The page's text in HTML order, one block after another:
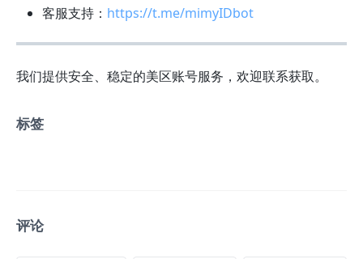
客服支持： https://t.me/mimyIDbot
我们提供安全、稳定的美区账号服务，欢迎联系获取。
标签
评论